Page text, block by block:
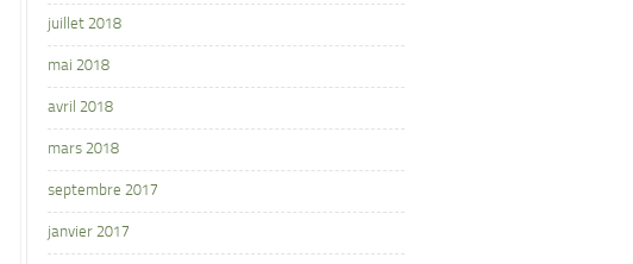
juillet 2018
mai 2018
avril 2018
mars 2018
septembre 2017
janvier 2017